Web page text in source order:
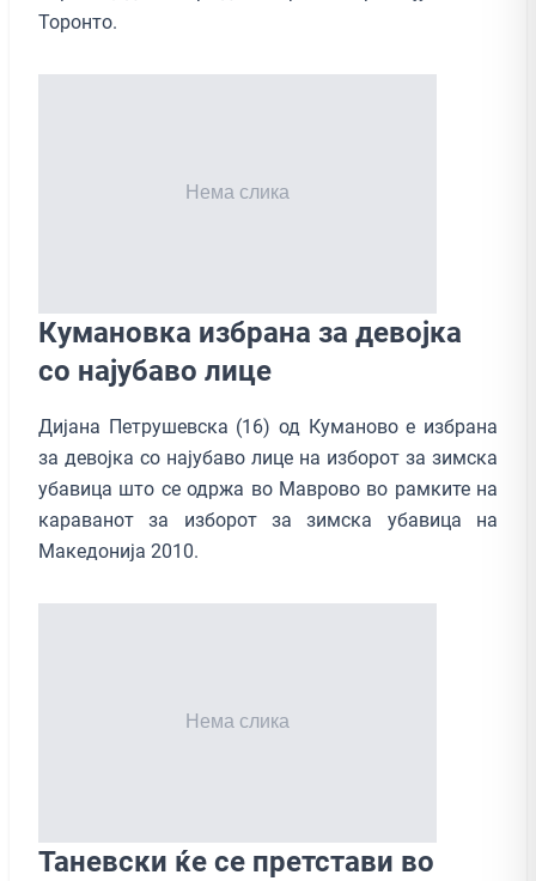
Торонто.
Кумановка избрана за девојка
со најубаво лице
Дијана Петрушевска (16) од Куманово е избрана
за девојка со најубаво лице на изборот за зимска
убавица што се одржа во Маврово во рамките на
караванот за изборот за зимска убавица на
Македонија 2010.
Таневски ќе се претстави во